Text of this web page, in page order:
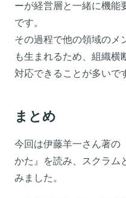
ーが経営層と一緒に機能
です。
その過程で他の領域のメ
も生まれるため、組織横
対応できることが多いで
まとめ
今回は伊藤羊一さん著の
かた』を読み、スクラム
みました。